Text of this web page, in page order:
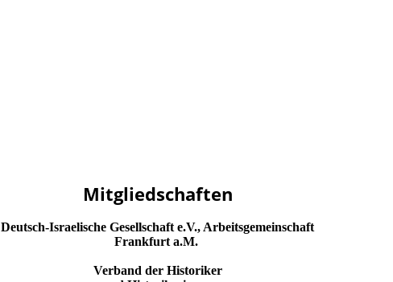
Mitgliedschaften
Deutsch-Israelische Gesellschaft e.V., Arbeitsgemeinschaft
Frankfurt a.M.
Verband der Historiker